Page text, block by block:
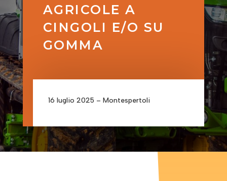
AGRICOLE A
CINGOLI E/O SU
GOMMA
16 luglio 2025 – Montespertoli